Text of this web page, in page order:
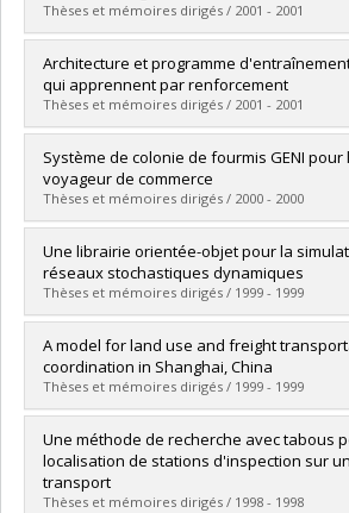
Diplôme obtenu :M. Sc.
Lien vers le document dans Papyrus
Thèses et mémoires dirigés / 2001 - 2001
Diplômé(e) :Benterki, Amina
Cycle :Maîtrise
Diplôme obtenu :M. Sc.
Lien vers le document dans Papyrus
Architecture et programme
qui apprennent par renforcement
Thèses et mémoires dirigés / 2001 - 2001
Diplômé(e) :Desaulniers, Julien
Cycle :Maîtrise
Diplôme obtenu :M. Sc.
Lien vers le document dans Papyrus
Système de colonie de fourmis GENI
voyageur de commerce
Thèses et mémoires dirigés / 2000 - 2000
Diplômé(e) :Le Louarn, François-Xavier
Cycle :Maîtrise
Diplôme obtenu :M. Sc.
Lien vers le document dans Papyrus
Une librairie orientée-objet pour la
réseaux stochastiques dynamiques
Thèses et mémoires dirigés / 1999 - 1999
Diplômé(e) :Demers, Jocelyn
Cycle :Maîtrise
Diplôme obtenu :M. Sc.
Lien vers le document dans Papyrus
A model for land use and freight
coordination in Shanghai, China
Thèses et mémoires dirigés / 1999 - 1999
Diplômé(e) :Xu, Yiwen
Cycle :Doctorat
Diplôme obtenu :
Lien vers le document dans Papyrus
Une méthode de recherche avec tabous
localisation de stations d'inspection sur
transport
Thèses et mémoires dirigés / 1998 - 1998